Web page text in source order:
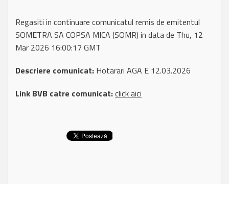
Regasiti in continuare comunicatul remis de emitentul
SOMETRA SA COPSA MICA (SOMR) in data de Thu, 12
Mar 2026 16:00:17 GMT
Descriere comunicat: Hotarari AGA E 12.03.2026
Link BVB catre comunicat:click aici